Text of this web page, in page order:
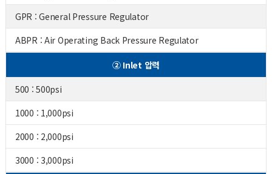
GPR : General Pressure Regulator
ABPR : Air Operating Back Pressure Regulator
② Inlet 압력
500 : 500psi
1000 : 1,000psi
2000 : 2,000psi
3000 : 3,000psi